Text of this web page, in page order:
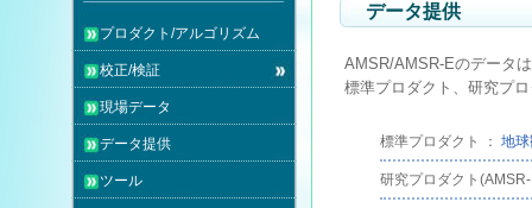
プロダクト/アルゴリズム
校正/検証
現場データ
データ提供
ツール
データ提供
AMSR/AMSR-Eのデータ
標準プロダクト、研究プ
標準プロダクト ： 地
研究プロダクト